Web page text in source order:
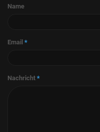
Name
Email *
Nachricht *